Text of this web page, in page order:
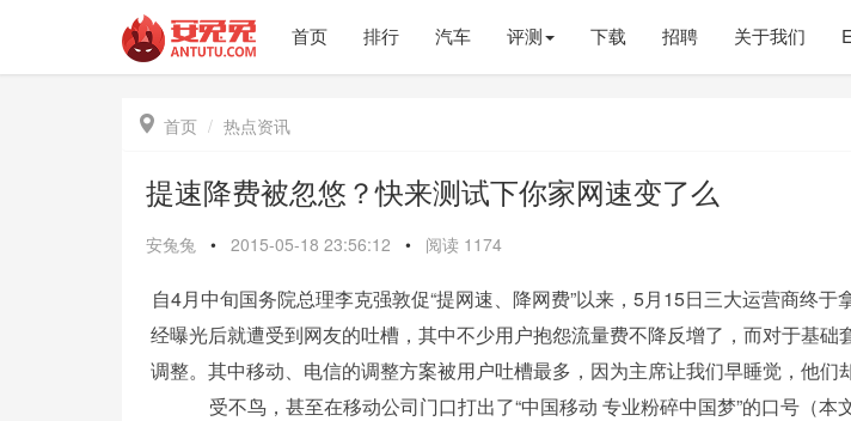
首页 排行 汽车 评测 下载 招聘 关于我们
 首页 热点资讯
提速降费被忽悠？快来测试下你家网速变了么
安兔兔 • 2015-05-18 23:56:12 • 阅读 1174
自4月中旬国务院总理李克强敦促“提网速、降网费”以来，5月15日三大运营商终
经曝光后就遭受到网友的吐槽，其中不少用户抱怨流量费不降反增了，而对于基础
调整。其中移动、电信的调整方案被用户吐槽最多，因为主席让我们早睡觉，他们
受不鸟，甚至在移动公司门口打出了“中国移动 专业粉碎中国梦”的口号（本